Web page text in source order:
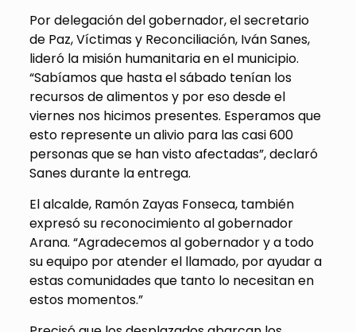
Por delegación del gobernador, el secretario
de Paz, Víctimas y Reconciliación, Iván Sanes,
lideró la misión humanitaria en el municipio.
“Sabíamos que hasta el sábado tenían los
recursos de alimentos y por eso desde el
viernes nos hicimos presentes. Esperamos que
esto represente un alivio para las casi 600
personas que se han visto afectadas”, declaró
Sanes durante la entrega.
El alcalde, Ramón Zayas Fonseca, también
expresó su reconocimiento al gobernador
Arana. “Agradecemos al gobernador y a todo
su equipo por atender el llamado, por ayudar a
estas comunidades que tanto lo necesitan en
estos momentos.”